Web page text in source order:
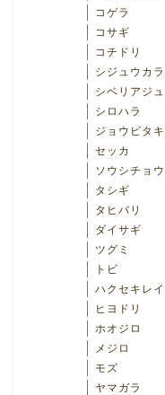
コゲラ
コサギ
コチドリ
シジュウカラ
シベリアジ
シロハラ
ジョウビタキ
セッカ
ソウシチョウ
タシギ
タヒバリ
ダイサギ
ツグミ
トビ
ハクセキレイ
ヒヨドリ
ホオジロ
メジロ
モズ
ヤマガラ